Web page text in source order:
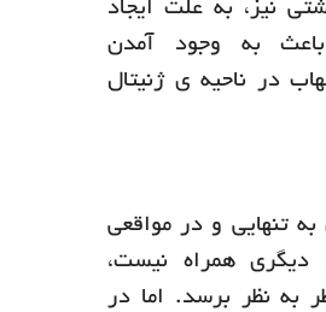
نیز، به علت ایجاد
به وجود آمدن
در ناحیه ی ژنیتال
تنهایی و در مواقعی
دیگری همراه نیست،
به نظر برسد. اما در